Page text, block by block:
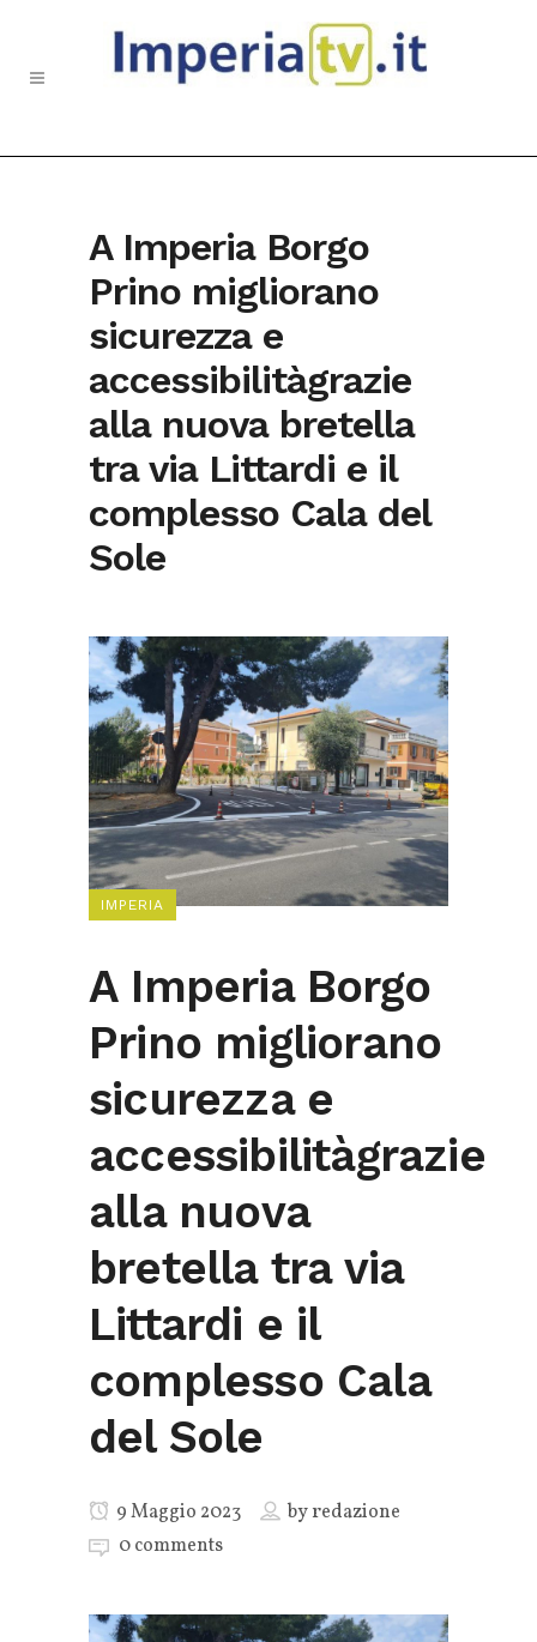
A Imperia Borgo
Prino migliorano
sicurezza e
accessibilitàgrazie
alla nuova bretella
tra via Littardi e il
complesso Cala del
Sole
IMPERIA
A Imperia Borgo
Prino migliorano
sicurezza e
accessibilitàgrazie
alla nuova
bretella tra via
Littardi e il
complesso Cala
del Sole
9 Maggio 2023 byredazione
0 comments